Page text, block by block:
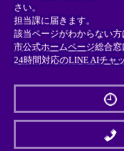
さい。
担当課に届きます。
該当ページがわからない
市公式ホームページ総合窓
24時間対応のLINE AIチャ
外
リ